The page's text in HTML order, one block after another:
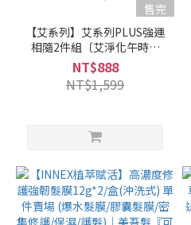
售完
【艾系列】艾系列PLUS強運
相隨2件組〔艾淨化午時水
PLUS潔淨露/艾檀香大悲水
PLUS潔淨露 2擇1＋除穢噴
霧〕 (沉香純露/艾草/抹草/芙
『可海外配送』【艾草洗髮
一/淨身】
NT$888
NT$1,599